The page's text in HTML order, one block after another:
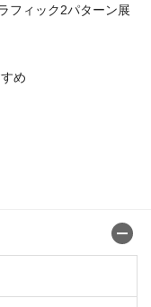
フィック2パターン展
め